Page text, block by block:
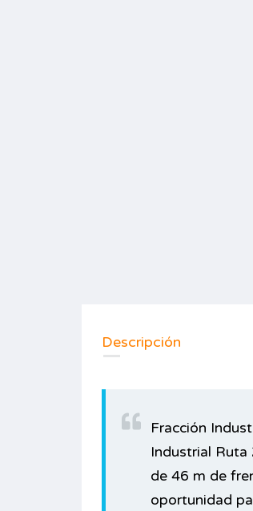
Descripción
Fracción
Industrial Ruta
de 46 m de
oportunidad